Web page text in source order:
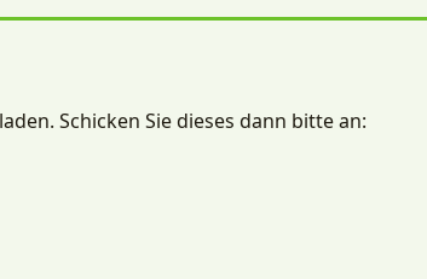
Schicken Sie dieses dann bitte an: